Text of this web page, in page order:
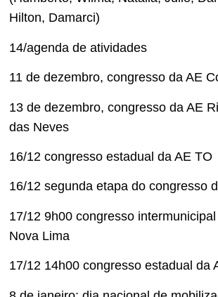
Hilton, Damarci)
14/agenda de atividades
11 de dezembro, congresso da AE
13 de dezembro, congresso da AE
das Neves
16/12 congresso estadual da AE TO
16/12 segunda etapa do congresso
17/12 9h00 congresso
Nova Lima
17/12 14h00 congresso estadual da